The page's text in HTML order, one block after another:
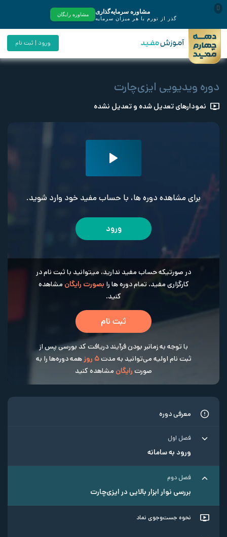
ورود | ثبت نام
دوره ویدیویی ایزی‌چارت
نمودارهای تعدیل شده و تعدیل نشده
معرفی دوره
فصل اول
ورود به سامانه
فصل دوم
بررسی نوار ابزار بالایی در ایزی‌چارت
نحوه جست‌وجوی نماد
برای مشاهده دوره ها، با حساب مفید خود وارد شوید.
ورود
در صورتیکه حساب مفید ندارید، میتوانید با ثبت نام در
کارگزاری مفید، تمام دوره ها را بصورت رایگان مشاهده
کنید.
ثبت نام
با توجه به زمانبر بودن فرآیند دریافت کد بورسی پس از
ثبت نام اولیه می‌توانید به مدت5 روز
همه دوره‌ها را به
صورت رایگان مشاهده کنید